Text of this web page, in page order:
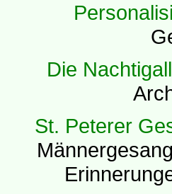
Die Nachtigall
St. Peterer